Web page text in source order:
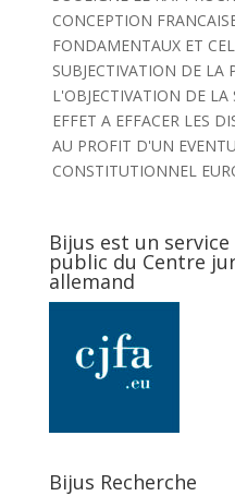
CONCEPTION
FONDAMENTAUX ET
SUBJECTIVATION DE LA
L'OBJECTIVATION DE
EFFET A EFFACER LES
AU PROFIT D'UN
CONSTITUTIONNEL
Bijus est un
public du Centre
allemand
Bijus Recherche